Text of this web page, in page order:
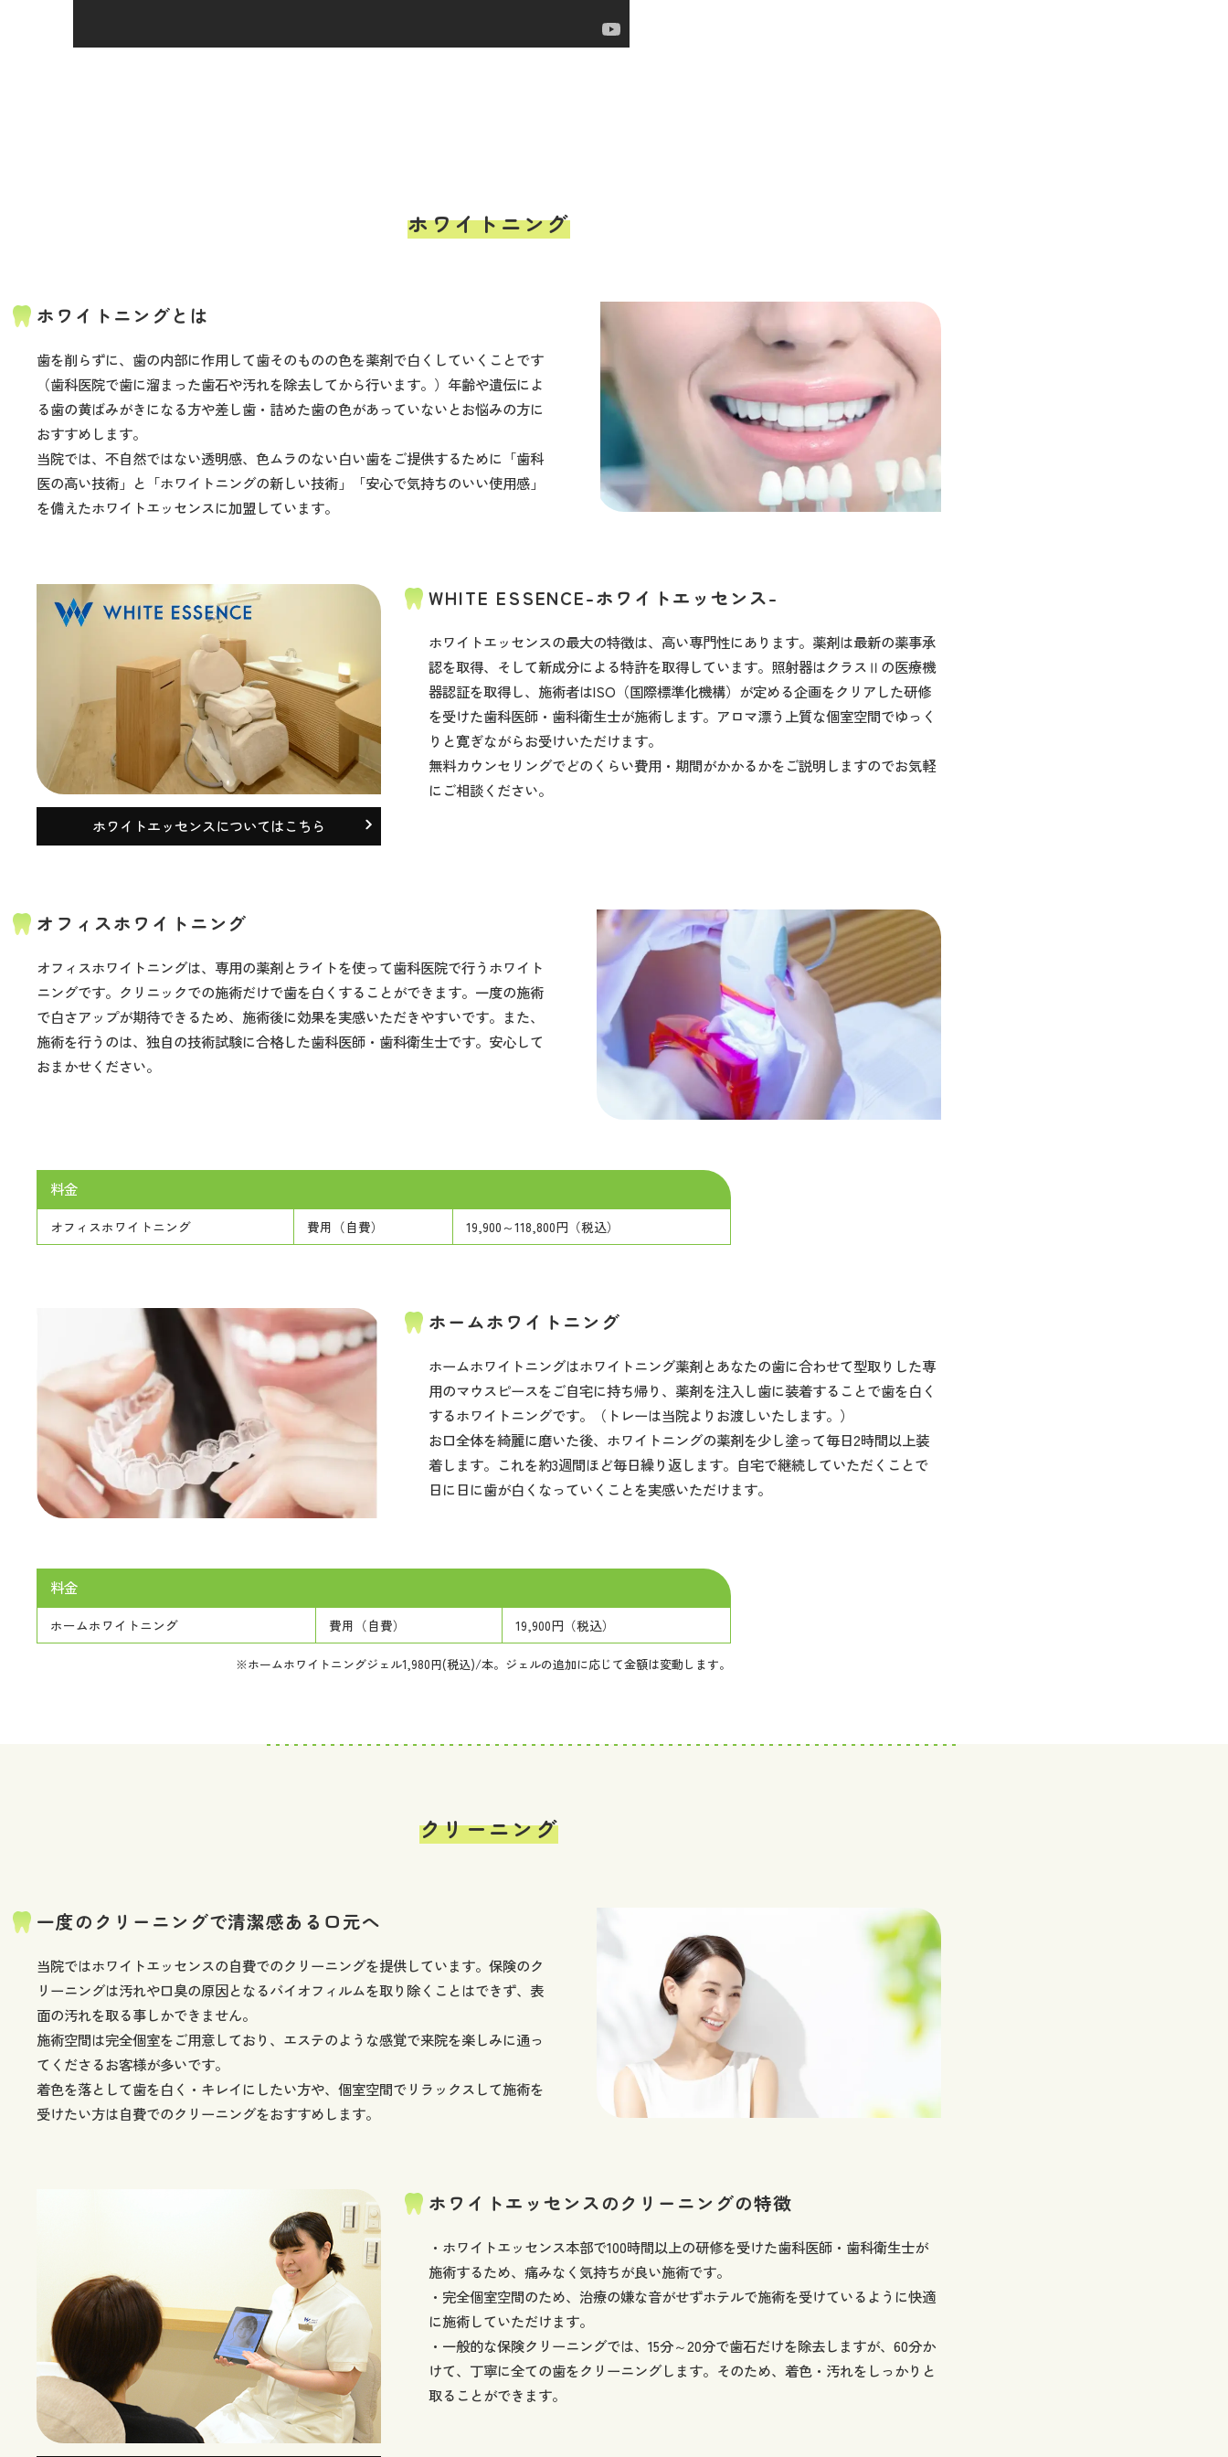
ホワイトニング
ホワイトニングとは
歯を削らずに、歯の内部に作用して歯そのものの色を薬剤で白くしていくことです
（歯科医院で歯に溜まった歯石や汚れを除去してから行います。）年齢や遺伝によ
る歯の黄ばみがきになる方や差し歯・詰めた歯の色があっていないとお悩みの方に
おすすめします。
当院では、不自然ではない透明感、色ムラのない白い歯をご提供するために「歯科
医の高い技術」と「ホワイトニングの新しい技術」「安心で気持ちのいい使用感」
を備えたホワイトエッセンスに加盟しています。
WHITE ESSENCE-ホワイトエッセンス-
ホワイトエッセンスについてはこちら
ホワイトエッセンスの最大の特徴は、高い専門性にあります。薬剤は最新の薬事承
認を取得、そして新成分による特許を取得しています。照射器はクラスⅡの医療機
器認証を取得し、施術者はISO（国際標準化機構）が定める企画をクリアした研修
を受けた歯科医師・歯科衛生士が施術します。アロマ漂う上質な個室空間でゆっく
りと寛ぎながらお受けいただけます。
無料カウンセリングでどのくらい費用・期間がかかるかをご説明しますのでお気軽
にご相談ください。
オフィスホワイトニング
オフィスホワイトニングは、専用の薬剤とライトを使って歯科医院で行うホワイト
ニングです。クリニックでの施術だけで歯を白くすることができます。一度の施術
で白さアップが期待できるため、施術後に効果を実感いただきやすいです。また、
施術を行うのは、独自の技術試験に合格した歯科医師・歯科衛生士です。安心して
おまかせください。
料金
オフィスホワイトニング 費用（自費） 19,900～118,800円（税込）
ホームホワイトニング
ホームホワイトニングはホワイトニング薬剤とあなたの歯に合わせて型取りした専
用のマウスピースをご自宅に持ち帰り、薬剤を注入し歯に装着することで歯を白く
するホワイトニングです。（トレーは当院よりお渡しいたします。）
お口全体を綺麗に磨いた後、ホワイトニングの薬剤を少し塗って毎日2時間以上装
着します。これを約3週間ほど毎日繰り返します。自宅で継続していただくことで
日に日に歯が白くなっていくことを実感いただけます。
料金
ホームホワイトニング 費用（自費） 19,900円（税込）
※ホームホワイトニングジェル1,980円(税込)/本。 ジェルの追加に応じて金額は変動します。
クリーニング
一度のクリーニングで清潔感ある口元へ
当院ではホワイトエッセンスの自費でのクリーニングを提供しています。保険のク
リーニングは汚れや口臭の原因となるバイオフィルムを取り除くことはできず、表
面の汚れを取る事しかできません。
施術空間は完全個室をご用意しており、エステのような感覚で来院を楽しみに通っ
てくださるお客様が多いです。
着色を落として歯を白く・キレイにしたい方や、個室空間でリラックスして施術を
受けたい方は自費でのクリーニングをおすすめします。
ホワイトエッセンスのクリーニングの特徴
・ホワイトエッセンス本部で100時間以上の研修を受けた歯科医師・歯科衛生士が
施術するため、痛みなく気持ちが良い施術です。
・完全個室空間のため、治療の嫌な音がせずホテルで施術を受けているように快適
に施術していただけます。
・一般的な保険クリーニングでは、15分～20分で歯石だけを除去しますが、60分か
けて、丁寧に全ての歯をクリーニングします。そのため、着色・汚れをしっかりと
取ることができます。